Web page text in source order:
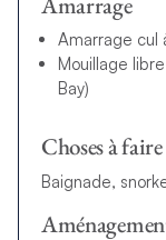
Amarrage cul
Mouillage
Bay)
Choses à faire
Baignade,